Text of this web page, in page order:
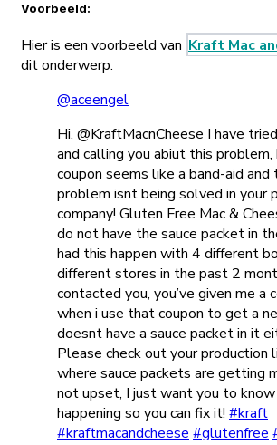
Voorbeeld:
Hier is een voorbeeld van Kraft Mac
dit onderwerp.
@aceengel
Hi, @KraftMacnCheese I have
and calling you abiut this
coupon seems like a band-aid and
problem isnt being solved in your
company! Gluten Free Mac &
do not have the sauce packet in
had this happen with 4 different
different stores in the past 2
contacted you, you’ve given me a
when i use that coupon to get a
doesnt have a sauce packet in it
Please check out your production
where sauce packets are getting
not upset, I just want you to
happening so you can fix it! #kraft
#kraftmacandcheese #glutenfree